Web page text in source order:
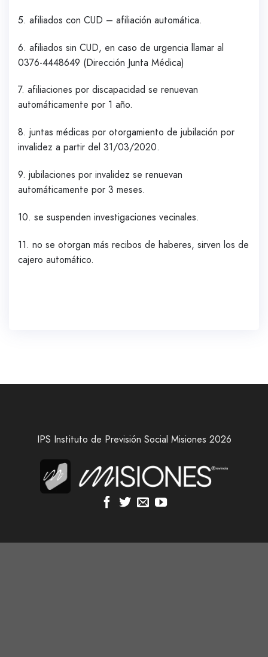
5. afiliados con CUD – afiliación automática.
6. afiliados sin CUD, en caso de urgencia llamar al
0376-4448649 (Dirección Junta Médica)
7. afiliaciones por discapacidad se renuevan
automáticamente por 1 año.
8. juntas médicas por otorgamiento de jubilación por
invalidez a partir del 31/03/2020.
9. jubilaciones por invalidez se renuevan
automáticamente por 3 meses.
10. se suspenden investigaciones vecinales.
11. no se otorgan más recibos de haberes, sirven los de
cajero automático.
IPS Instituto de Previsión Social Misiones 2026